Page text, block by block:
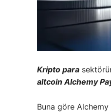
Kripto para
altcoin Alchemy
Buna göre Alchemy